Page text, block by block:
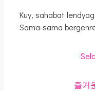
Kuy, sahabat
Sama-sama
즐거